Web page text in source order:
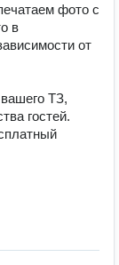
фото с
в
от
ТЗ,
гостей.